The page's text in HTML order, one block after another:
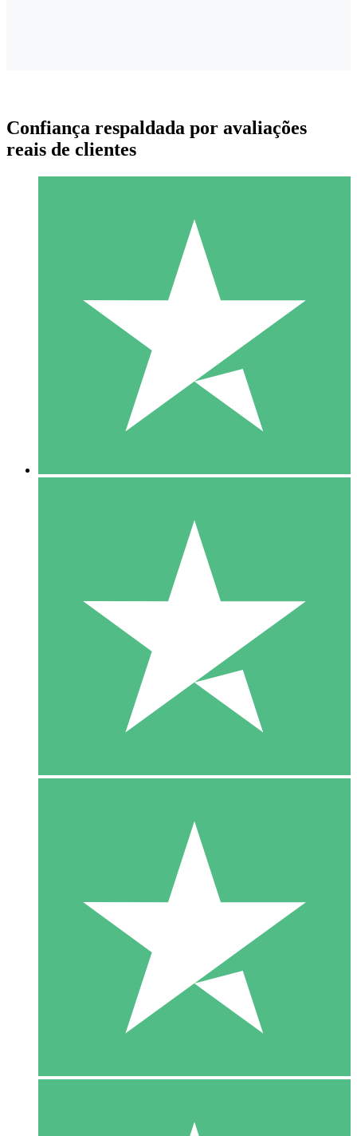
Pacotes de Créditos Individuais
Pague conforme o uso com créditos de download. Sem
1000
10 Downloads
20 00
Confiança respaldada por avaliações
reais de clientes